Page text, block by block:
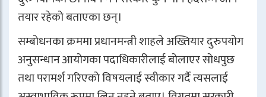
तयार रहेको बताएका छन्।
सम्बोधनका क्रममा प्रधानमन्त्री शाहले अख्तियार दुरुपयोग
अनुसन्धान आयोगका पदाधिकारीलाई बोलाएर सोधपुछ
तथा परामर्श गरिएको विषयलाई स्वीकार गर्दै त्यसलाई